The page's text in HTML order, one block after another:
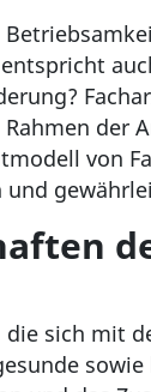
von
sich mit